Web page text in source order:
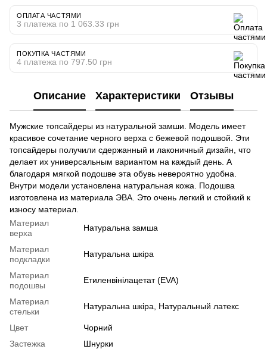
ОПЛАТА ЧАСТЯМИ
3 платежа по 1 063.33 грн
ПОКУПКА ЧАСТЯМИ
4 платежа по 797.50 грн
Описание Характеристики Отзывы
Мужские топсайдеры из натуральной замши. Модель имеет
красивое сочетание черного верха с бежевой подошвой. Эти
топсайдеры получили сдержанный и лаконичный дизайн, что
делает их универсальным вариантом на каждый день. А
благодаря мягкой подошве эта обувь невероятно удобна.
Внутри модели установлена ​​натуральная кожа. Подошва
изготовлена ​​из материала ЭВА. Это очень легкий и стойкий к
износу материал.
Материал
верха
Натуральна замша
Материал
подкладки
Натуральна шкіра
Материал
подошвы
Етиленвінілацетат (EVA)
Материал
стельки
Натуральна шкіра, Натуральный латекс
Цвет
Чорний
Застежка
Шнурки